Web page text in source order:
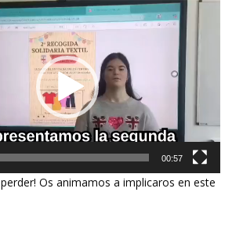
00:57
Os animamos a implicaros en este